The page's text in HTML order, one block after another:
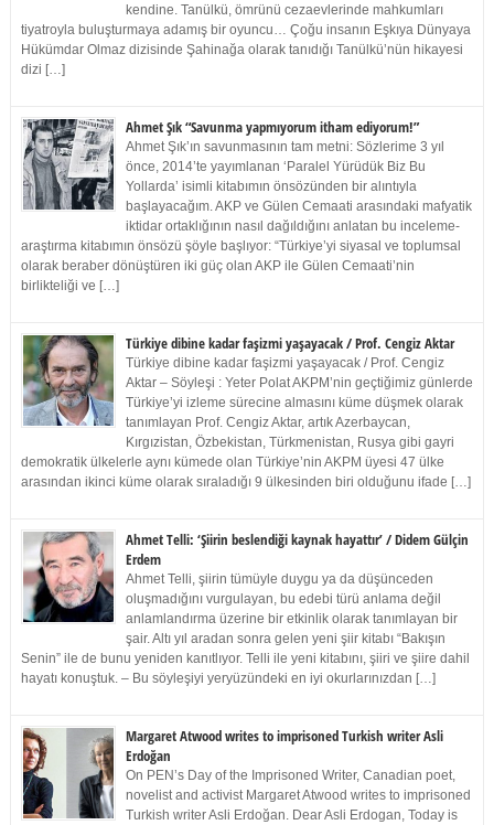
kendine. Tanülkü, ömrünü cezaevlerinde mahkumları
tiyatroyla buluşturmaya adamış bir oyuncu… Çoğu insanın Eşkıya Dünyaya
Hükümdar Olmaz dizisinde Şahinağa olarak tanıdığı Tanülkü’nün hikayesi
dizi […]
Ahmet Şık “Savunma yapmıyorum itham ediyorum!”
Ahmet Şık’ın savunmasının tam metni: Sözlerime 3 yıl
önce, 2014’te yayımlanan ‘Paralel Yürüdük Biz Bu
Yollarda’ isimli kitabımın önsözünden bir alıntıyla
başlayacağım. AKP ve Gülen Cemaati arasındaki mafyatik
iktidar ortaklığının nasıl dağıldığını anlatan bu inceleme-
araştırma kitabımın önsözü şöyle başlıyor: “Türkiye’yi siyasal ve toplumsal
olarak beraber dönüştüren iki güç olan AKP ile Gülen Cemaati’nin
birlikteliği ve […]
Türkiye dibine kadar faşizmi yaşayacak / Prof. Cengiz Aktar
Türkiye dibine kadar faşizmi yaşayacak / Prof. Cengiz
Aktar – Söyleşi : Yeter Polat AKPM’nin geçtiğimiz günlerde
Türkiye’yi izleme sürecine almasını küme düşmek olarak
tanımlayan Prof. Cengiz Aktar, artık Azerbaycan,
Kırgızistan, Özbekistan, Türkmenistan, Rusya gibi gayri
demokratik ülkelerle aynı kümede olan Türkiye’nin AKPM üyesi 47 ülke
arasından ikinci küme olarak sıraladığı 9 ülkesinden biri olduğunu ifade […]
Ahmet Telli: ‘Şiirin beslendiği kaynak hayattır’ / Didem Gülçin
Erdem
Ahmet Telli, şiirin tümüyle duygu ya da düşünceden
oluşmadığını vurgulayan, bu edebi türü anlama değil
anlamlandırma üzerine bir etkinlik olarak tanımlayan bir
şair. Altı yıl aradan sonra gelen yeni şiir kitabı “Bakışın
Senin” ile de bunu yeniden kanıtlıyor. Telli ile yeni kitabını, şiiri ve şiire dahil
hayatı konuştuk. – Bu söyleşiyi yeryüzündeki en iyi okurlarınızdan […]
Margaret Atwood writes to imprisoned Turkish writer Asli
Erdoğan
On PEN’s Day of the Imprisoned Writer, Canadian poet,
novelist and activist Margaret Atwood writes to imprisoned
Turkish writer Asli Erdoğan. Dear Asli Erdogan, Today is